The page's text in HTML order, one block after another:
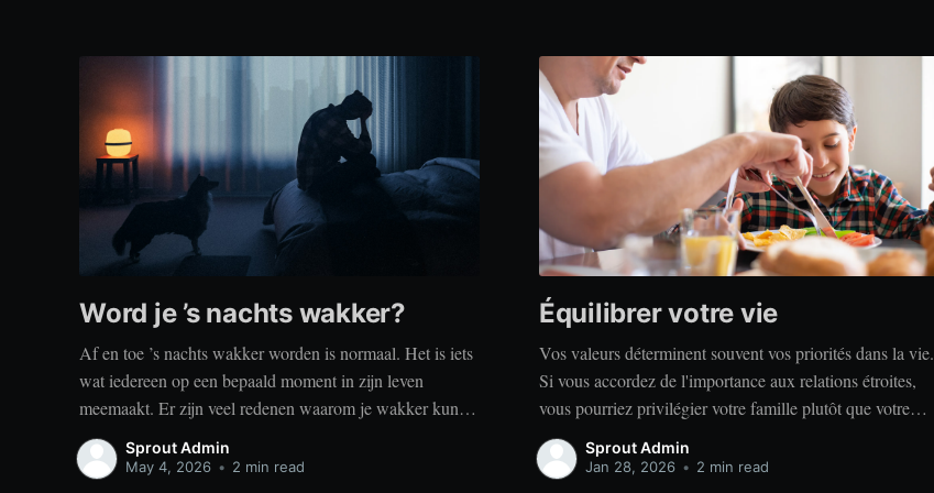
Word je ’s nachts wakker?
Af en toe ’s nachts wakker worden is normaal. Het is iets
wat iedereen op een bepaald moment in zijn leven
meemaakt. Er zijn veel redenen waarom je wakker kunt
worden, zoals stress, naar het toilet moeten, je omgeving
of medische aandoeningen die je slaap beïnvloeden. Dit
Sprout Admin
May 4, 2026 • 2 min read
Équilibrer votre vie
Vos valeurs déterminent souvent vos priorités dans la vie.
Si vous accordez de l'importance aux relations étroites,
vous pourriez privilégier votre famille plutôt que votre
indépendance. Si vous accordez de l'importance à la
réussite, vous privilégierez peut-être le travail acharné
Sprout Admin
Jan 28, 2026 • 2 min read